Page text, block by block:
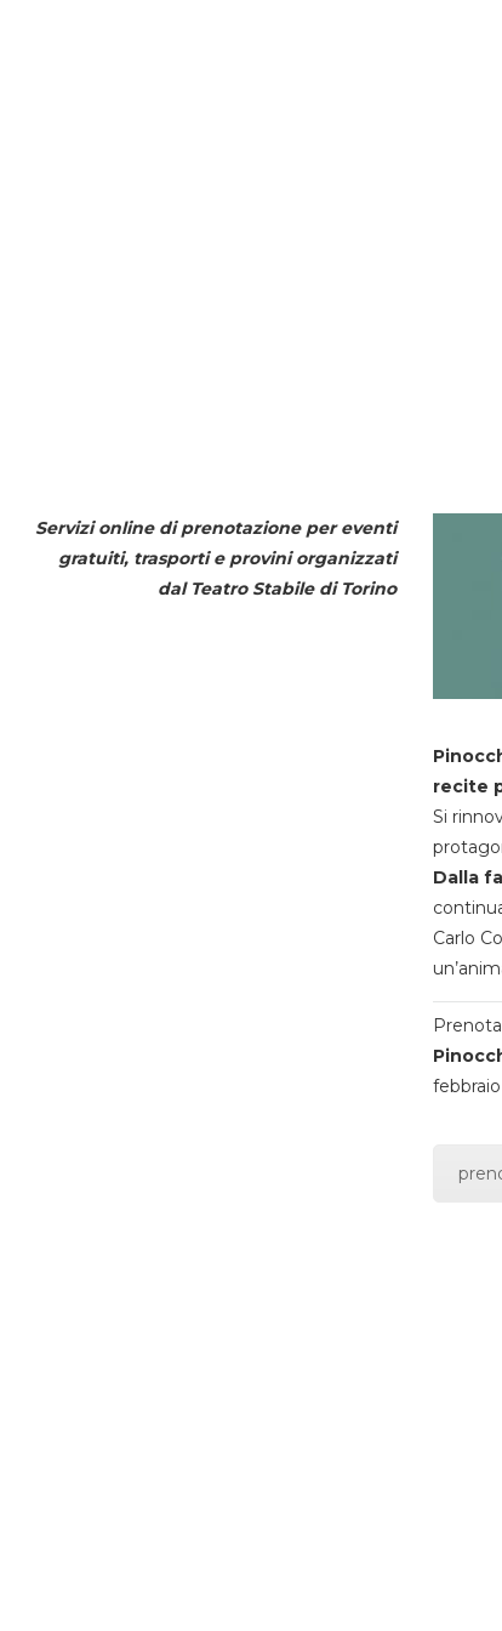
Servizi online di prenotazione per eventi
gratuiti, trasporti e provini organizzati
dal Teatro Stabile di Torino
recite
Si
Dalla
Carlo